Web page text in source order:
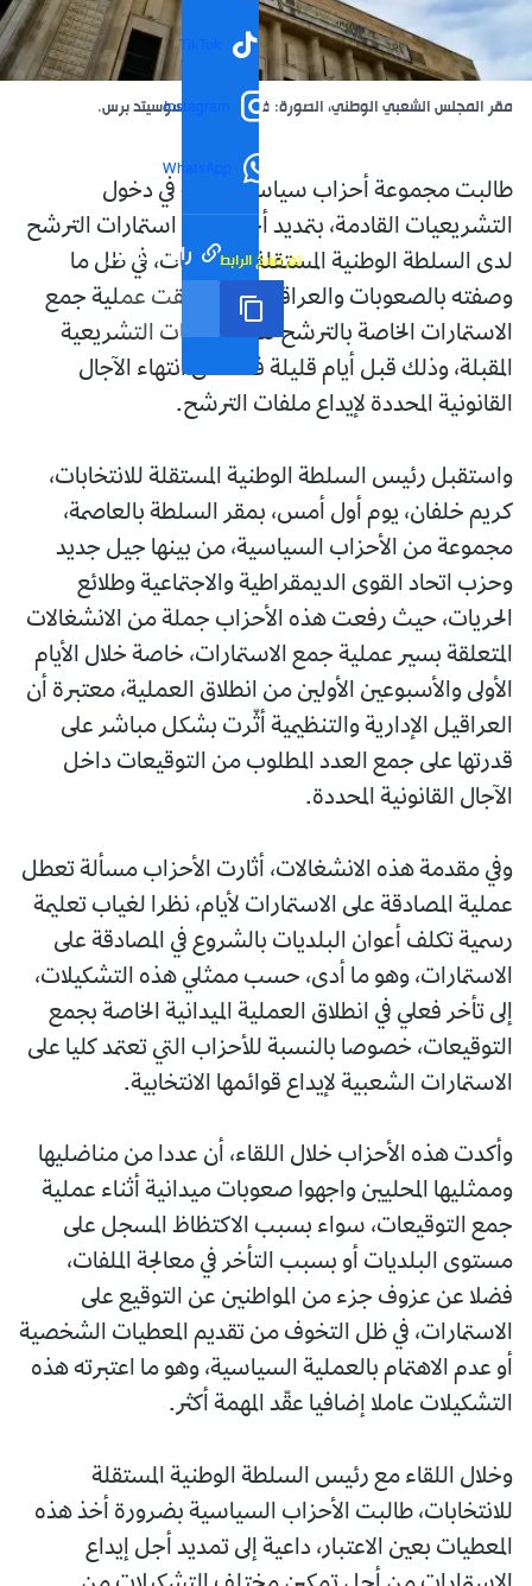
TikTok
Instagram
WhatsApp
رابط مختصر تم نسخ الرابط
مقر المجلس الشعبي الوطني، الصورة: فاتح قيدوم، أسوسيتد برس.
طالبت مجموعة أحزاب سياسية راغبة في دخول
التشريعيات القادمة، بتمديد أجل إيداع استمارات الترشح
لدى السلطة الوطنية المستقلة للانتخابات، في ظل ما
وصفته بالصعوبات والعراقيل التي رافقت عملية جمع
الاستمارات الخاصة بالترشح للاستحقاقات التشريعية
المقبلة، وذلك قبل أيام قليلة فقط من انتهاء الآجال
القانونية المحددة لإيداع ملفات الترشح.
واستقبل رئيس السلطة الوطنية المستقلة للانتخابات،
كريم خلفان، يوم أول أمس، بمقر السلطة بالعاصمة،
مجموعة من الأحزاب السياسية، من بينها جيل جديد
وحزب اتحاد القوى الديمقراطية والاجتماعية وطلائع
الحريات، حيث رفعت هذه الأحزاب جملة من الانشغالات
المتعلقة بسير عملية جمع الاستمارات، خاصة خلال الأيام
الأولى والأسبوعين الأولين من انطلاق العملية، معتبرة أن
العراقيل الإدارية والتنظيمية أثّرت بشكل مباشر على
قدرتها على جمع العدد المطلوب من التوقيعات داخل
الآجال القانونية المحددة.
وفي مقدمة هذه الانشغالات، أثارت الأحزاب مسألة تعطل
عملية المصادقة على الاستمارات لأيام، نظرا لغياب تعليمة
رسمية تكلف أعوان البلديات بالشروع في المصادقة على
الاستمارات، وهو ما أدى، حسب ممثلي هذه التشكيلات،
إلى تأخر فعلي في انطلاق العملية الميدانية الخاصة بجمع
التوقيعات، خصوصا بالنسبة للأحزاب التي تعتمد كليا على
الاستمارات الشعبية لإيداع قوائمها الانتخابية.
وأكدت هذه الأحزاب خلال اللقاء، أن عددا من مناضليها
وممثليها المحليين واجهوا صعوبات ميدانية أثناء عملية
جمع التوقيعات، سواء بسبب الاكتظاظ المسجل على
مستوى البلديات أو بسبب التأخر في معالجة الملفات،
فضلا عن عزوف جزء من المواطنين عن التوقيع على
الاستمارات، في ظل التخوف من تقديم المعطيات الشخصية
أو عدم الاهتمام بالعملية السياسية، وهو ما اعتبرته هذه
التشكيلات عاملا إضافيا عقّد المهمة أكثر.
وخلال اللقاء مع رئيس السلطة الوطنية المستقلة
للانتخابات، طالبت الأحزاب السياسية بضرورة أخذ هذه
المعطيات بعين الاعتبار، داعية إلى تمديد أجل إيداع